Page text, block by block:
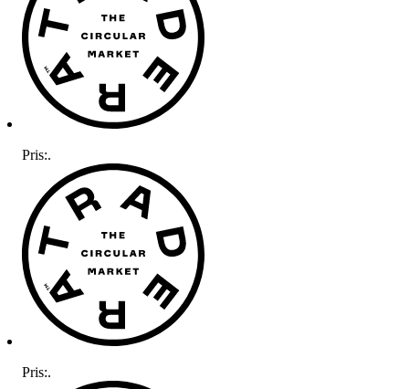
Pris:.
Pris:.